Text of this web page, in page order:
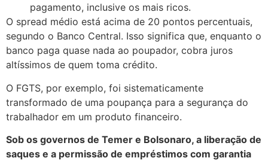
pagamento, inclusive os mais ricos.
O spread médio está acima de 20 pontos percentuais,
segundo o Banco Central. Isso significa que, enquanto o
banco paga quase nada ao poupador, cobra juros
altíssimos de quem toma crédito.
O FGTS, por exemplo, foi sistematicamente
transformado de uma poupança para a segurança do
trabalhador em um produto financeiro.
Sob os governos de Temer e Bolsonaro, a liberação de
saques e a permissão de empréstimos com garantia